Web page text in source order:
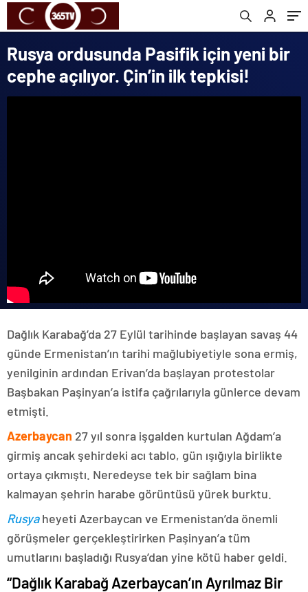
Rusya ordusunda Pasifik için yeni bir
cephe açılıyor. Çin’in ilk tepkisi!
Dağlık Karabağ’da 27 Eylül tarihinde başlayan savaş 44
günde Ermenistan’ın tarihi mağlubiyetiyle sona ermiş,
yenilginin ardından Erivan’da başlayan protestolar
Başbakan Paşinyan’a istifa çağrılarıyla günlerce devam
etmişti.
Azerbaycan 27 yıl sonra işgalden kurtulan Ağdam’a
girmiş ancak şehirdeki acı tablo, gün ışığıyla birlikte
ortaya çıkmıştı. Neredeyse tek bir sağlam bina
kalmayan şehrin harabe görüntüsü yürek burktu.
Rusyaheyeti Azerbaycan ve Ermenistan’da önemli
görüşmeler gerçekleştirirken Paşinyan’a tüm
umutlarını başladığı Rusya’dan yine kötü haber geldi.
“Dağlık Karabağ Azerbaycan’ın Ayrılmaz Bir